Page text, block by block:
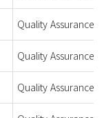
Quality Assurance
Quality Assurance
Quality Assurance